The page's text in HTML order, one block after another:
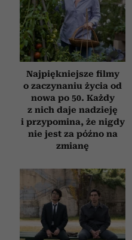
korzystania z ich usług.
Najpiękniejsze filmy
o zaczynaniu życia od
nowa po 50. Każdy
z nich daje nadzieję
i przypomina, że nigdy
nie jest za późno na
zmianę